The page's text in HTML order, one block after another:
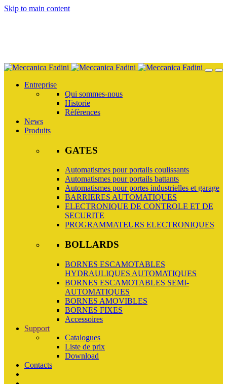
Skip to main content
Entreprise
Qui sommes-nous
Historie
Rèfèrences
News
Produits
GATES
Automatismes pour portails coulissants
Automatismes pour portails battants
Automatismes pour portes industrielles et garage
BARRIERES AUTOMATIQUES
ELECTRONIQUE DE CONTROLE ET DE
SECURITE
PROGRAMMATEURS ELECTRONIQUES
BOLLARDS
BORNES ESCAMOTABLES
HYDRAULIQUES AUTOMATIQUES
BORNES ESCAMOTABLES SEMI-
AUTOMATIQUES
BORNES AMOVIBLES
BORNES FIXES
Accessoires
Support
Catalogues
Liste de prix
Download
Contacts